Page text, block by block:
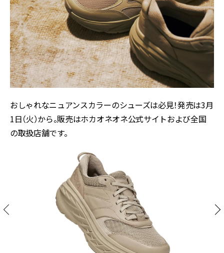
おしゃれなニュアンスカラーのシューズは必見！発売は3月
1日（火）から。販売はホカオネオネ公式サイトおよび全国
の取扱店舗です。